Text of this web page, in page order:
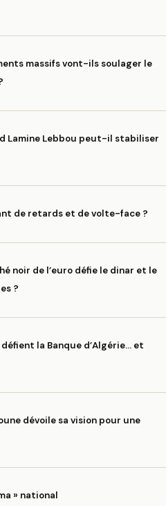
massifs vont-ils soulager le
Lamine Lebbou peut-il stabiliser
de retards et de volte-face ?
noir de l’euro défie le dinar et le
?
la Banque d’Algérie… et
dévoile sa vision pour une
» national